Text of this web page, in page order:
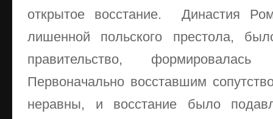
открытое восстание. Династия
лишенной польского престола,
правительство,
Первоначально восставшим
неравны, и восстание было